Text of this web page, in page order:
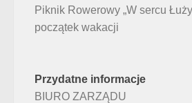
Piknik Rowerowy „W sercu
początek wakacji
Przydatne informacje
BIURO ZARZĄDU